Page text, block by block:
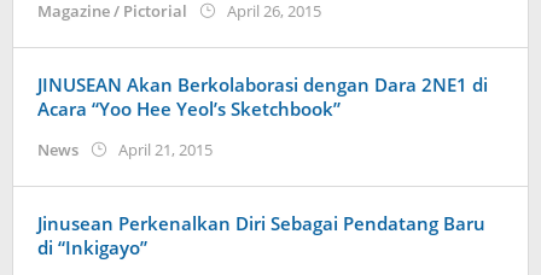
Magazine / Pictorial April 26, 2015by
JINUSEAN Akan Berkolaborasi dengan Dara 2NE1 di
Acara “Yoo Hee Yeol’s Sketchbook”
News April 21, 2015by
Jinusean Perkenalkan Diri Sebagai Pendatang Baru
di “Inkigayo”